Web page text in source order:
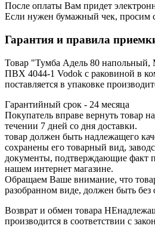
После оплаты Вам придет
Если нужен бумажный чек, просим
Гарантия и правила
Товар "Тумба Адель 80
ПВХ 4044-1 Vodok с раковиной в
поставляется в упаковке
Гарантийный срок - 24 месяца
Покупатель вправе вернуть товар
течении 7 дней со дня доставки.
товар должен быть надлежащего
сохранены его товарный вид,
документы, подтверждающие факт
нашем интернет магазине.
Обращаем Ваше внимание, что
разобранном виде, должен быть без
Возврат и обмен товара
производится в соответствии с